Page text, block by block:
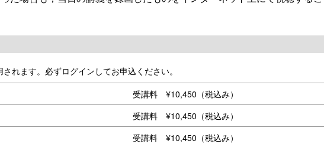
れます。必ずログインしてお申込ください。
受講料 ¥10,450（税込み）
受講料 ¥10,450（税込み）
受講料 ¥10,450（税込み）